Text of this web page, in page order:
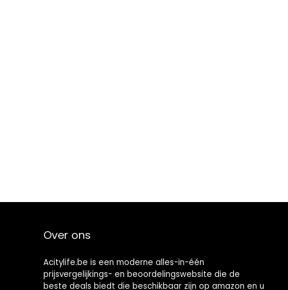
Over ons
Acitylife.be is een moderne alles-in-één
prijsvergelijkings- en beoordelingswebsite die de
beste deals biedt die beschikbaar zijn op amazon en u